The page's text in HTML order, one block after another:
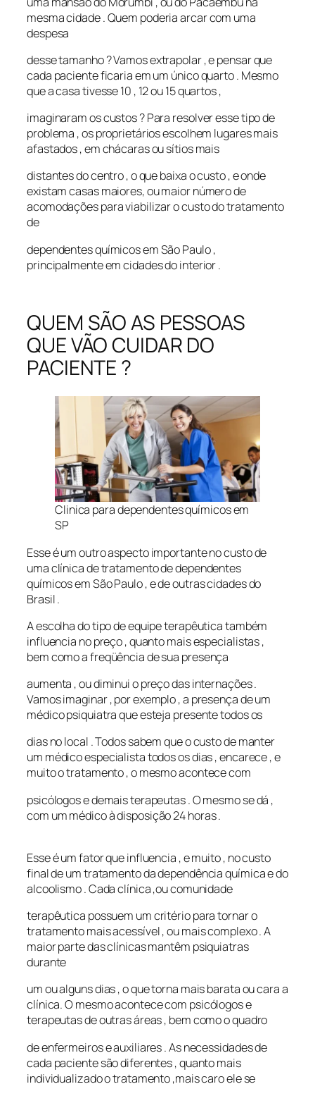
mesma cidade . Quem poderia arcar com uma
despesa
desse tamanho ? Vamos extrapolar , e pensar que
cada paciente ficaria em um único quarto . Mesmo
que a casa tivesse 10 , 12 ou 15 quartos ,
imaginaram os custos ? Para resolver esse tipo de
problema , os proprietários escolhem lugares mais
afastados , em chácaras ou sítios mais
distantes do centro , o que baixa o custo , e onde
existam casas maiores, ou maior número de
acomodações para viabilizar o custo do tratamento
de
dependentes químicos em São Paulo ,
principalmente em cidades do interior .
QUEM SÃO AS PESSOAS
QUE VÃO CUIDAR DO
PACIENTE ?
Clinica para dependentes químicos em
SP
Esse é um outro aspecto importante no custo de
uma clínica de tratamento de dependentes
químicos em São Paulo , e de outras cidades do
Brasil .
A escolha do tipo de equipe terapêutica também
influencia no preço , quanto mais especialistas ,
bem como a freqüência de sua presença
aumenta , ou diminui o preço das internações .
Vamos imaginar , por exemplo , a presença de um
médico psiquiatra que esteja presente todos os
dias no local . Todos sabem que o custo de manter
um médico especialista todos os dias , encarece , e
muito o tratamento , o mesmo acontece com
psicólogos e demais terapeutas . O mesmo se dá ,
com um médico à disposição 24 horas .
Esse é um fator que influencia , e muito , no custo
final de um tratamento da dependência química e do
alcoolismo . Cada clínica ,ou comunidade
terapêutica possuem um critério para tornar o
tratamento mais acessível , ou mais complexo . A
maior parte das clínicas mantêm psiquiatras
durante
um ou alguns dias , o que torna mais barata ou cara a
clínica. O mesmo acontece com psicólogos e
terapeutas de outras áreas , bem como o quadro
de enfermeiros e auxiliares . As necessidades de
cada paciente são diferentes , quanto mais
individualizado o tratamento ,mais caro ele se